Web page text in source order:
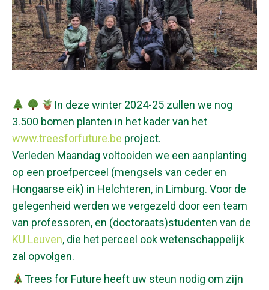
In deze winter 2024-25 zullen we nog
3.500 bomen planten in het kader van het
www.treesforfuture.be project.
Verleden Maandag voltooiden we een aanplanting
op een proefperceel (mengsels van ceder en
Hongaarse eik) in Helchteren, in Limburg. Voor de
gelegenheid werden we vergezeld door een team
van professoren, en (doctoraats)studenten van de
KU Leuven, die het perceel ook wetenschappelijk
zal opvolgen.
Trees for Future heeft uw steun nodig om zijn